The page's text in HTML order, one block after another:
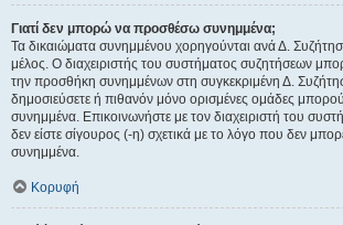
Γιατί δεν μπορώ να προσθέσω συνημμένα;
Τα δικαιώματα συνημμένου χορηγούνται ανά Δ.
μέλος. Ο διαχειριστής του συστήματος συζητήσεων
την προσθήκη συνημμένων στη συγκεκριμένη Δ.
δημοσιεύσετε ή πιθανόν μόνο ορισμένες ομάδες
συνημμένα. Επικοινωνήστε με τον διαχειριστή του
δεν είστε σίγουρος (-η) σχετικά με το λόγο που δεν
συνημμένα.
Κορυφή